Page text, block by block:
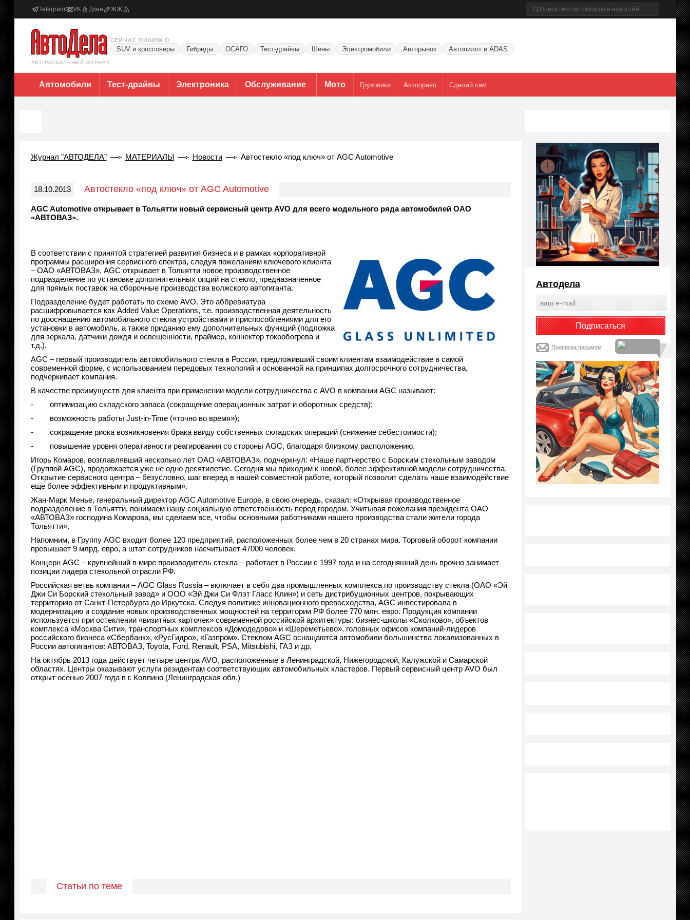
Telegram VK Дзен ЖЖ
АВТОМОБИЛЬНЫЙ ЖУРНАЛ
СЕЙЧАС ПИШЕМ О
SUV и кроссоверы Гибриды ОСАГО Тест-драйвы Шины Электромобили Авторынок Автопилот и ADAS
Автомобили Тест-драйвы Электроника Обслуживание Мото Грузовики Автоправо Сделай сам
Журнал "АВТОДЕЛА" МАТЕРИАЛЫ Новости Автостекло «под ключ» от AGC Automotive
18.10.2013 Автостекло «под ключ» от AGC Automotive
AGC Automotive открывает в Тольятти новый сервисный центр AVO для всего модельного ряда автомобилей ОАО
«АВТОВАЗ».
В соответствии с принятой стратегией развития бизнеса и в рамках корпоративной
программы расширения сервисного спектра, следуя пожеланиям ключевого клиента
– ОАО «АВТОВАЗ», AGC открывает в Тольятти новое производственное
подразделение по установке дополнительных опций на стекло, предназначенное
для прямых поставок на сборочные производства волжского автогиганта.
Подразделение будет работать по схеме AVO. Это аббревиатура
расшифровывается как Added Value Operations, т.е. производственная деятельность
по дооснащению автомобильного стекла устройствами и приспособлениями для его
установки в автомобиль, а также приданию ему дополнительных функций (подложка
для зеркала, датчики дождя и освещенности, праймер, коннектор токообогрева и
т.д.).
AGC – первый производитель автомобильного стекла в России, предложивший своим клиентам взаимодействие в самой
современной форме, с использованием передовых технологий и основанной на принципах долгосрочного сотрудничества,
подчеркивает компания.
В качестве преимуществ для клиента при применении модели сотрудничества с AVO в компании AGC называют:
- оптимизацию складского запаса (сокращение операционных затрат и оборотных средств);
- возможность работы Just-in-Time («точно во время»);
- сокращение риска возникновения брака ввиду собственных складских операций (снижение себестоимости);
- повышение уровня оперативности реагирования со стороны AGC, благодаря близкому расположению.
Игорь Комаров, возглавлявший несколько лет ОАО «АВТОВАЗ», подчеркнул: «Наше партнерство с Борским стекольным заводом
(Группой AGC), продолжается уже не одно десятилетие. Сегодня мы приходим к новой, более эффективной модели сотрудничества.
Открытие сервисного центра – безусловно, шаг вперед в нашей совместной работе, который позволит сделать наше взаимодействие
еще более эффективным и продуктивным».
Жан-Марк Менье, генеральный директор AGC Automotive Europe, в свою очередь, сказал: «Открывая производственное
подразделение в Тольятти, понимаем нашу социальную ответственность перед городом. Учитывая пожелания президента ОАО
«АВТОВАЗ» господина Комарова, мы сделаем все, чтобы основными работниками нашего производства стали жители города
Тольятти».
Напомним, в Группу AGC входит более 120 предприятий, расположенных более чем в 20 странах мира. Торговый оборот компании
превышает 9 млрд. евро, а штат сотрудников насчитывает 47000 человек.
Концерн AGC – крупнейший в мире производитель стекла – работает в России с 1997 года и на сегодняшний день прочно занимает
позиции лидера стекольной отрасли РФ.
Российская ветвь компании – AGC Glass Russia – включает в себя два промышленных комплекса по производству стекла (ОАО «Эй
Джи Си Борский стекольный завод» и ООО «Эй Джи Си Флэт Гласс Клин») и сеть дистрибуционных центров, покрывающих
территорию от Санкт-Петербурга до Иркутска. Следуя политике инновационного превосходства, AGC инвестировала в
модернизацию и создание новых производственных мощностей на территории РФ более 770 млн. евро. Продукция компании
используется при остеклении «визитных карточек» современной российской архитектуры: бизнес-школы «Сколково», объектов
комплекса «Москва Сити», транспортных комплексов «Домодедово» и «Шереметьево», головных офисов компаний-лидеров
российского бизнеса «Сбербанк», «РусГидро», «Газпром». Стеклом AGC оснащаются автомобили большинства локализованных в
России автогигантов: АВТОВАЗ, Toyota, Ford, Renault, PSA, Mitsubishi, ГАЗ и др.
На октябрь 2013 года действует четыре центра AVO, расположенные в Ленинградской, Нижегородской, Калужской и Самарской
областях. Центры оказывают услуги резидентам соответствующих автомобильных кластеров. Первый сервисный центр AVO был
открыт осенью 2007 года в г. Колпино (Ленинградская обл.)
Статьи по теме
Автодела
Подписка письмом